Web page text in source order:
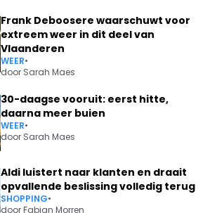
Frank Deboosere waarschuwt voor
extreem weer in dit deel van
Vlaanderen
WEER•
door Sarah Maes
30-daagse vooruit: eerst hitte,
daarna meer buien
WEER•
door Sarah Maes
Aldi luistert naar klanten en draait
opvallende beslissing volledig terug
SHOPPING•
doorFabian Morren